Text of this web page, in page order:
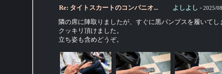
Re: タイトスカートのコンパニオ... よしよし - 2025/
隣の席に陣取りましたが、すぐに黒パンプスを履いて
クッキリ頂けました。
立ち姿も含めどうぞ。